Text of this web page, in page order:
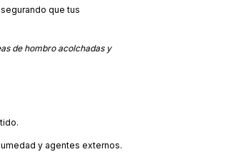
que tus
de hombro acolchadas y
y agentes externos.